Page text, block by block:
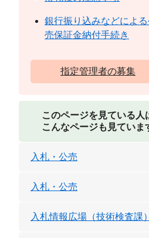
銀行振り込みなどによ
売保証金納付手続き
指定管理者の募集
このページを見ている人
こんなページも見ていま
入札・公売
入札・公売
入札情報広場（技術検査課）